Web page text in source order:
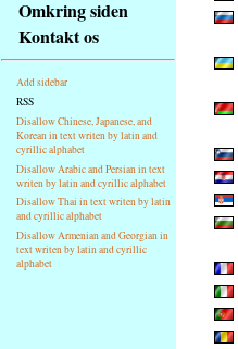
základní
Hlavní
strana
Omkring siden
Kontakt os
Add sidebar
RSS
Disallow Chinese, Japanese, and
Korean in text writen by latin and
cyrillic alphabet
Disallow Arabic and Persian in text
writen by latin and cyrillic alphabet
Disallow Thai in text writen by latin
and cyrillic alphabet
Disallow Armenian and Georgian in
text writen by latin and cyrillic
alphabet